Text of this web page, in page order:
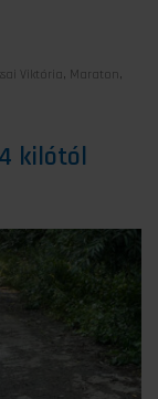
Viktória, Maraton ,
kilótól